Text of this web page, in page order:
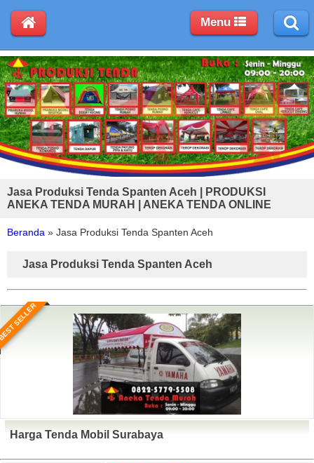
Jasa Produksi Tenda Spanten Aceh | PRODUKSI
ANEKA TENDA MURAH | ANEKA TENDA ONLINE
Beranda » Jasa Produksi Tenda Spanten Aceh
Jasa Produksi Tenda Spanten Aceh
SELLER
Harga Tenda Mobil Surabaya
Menu